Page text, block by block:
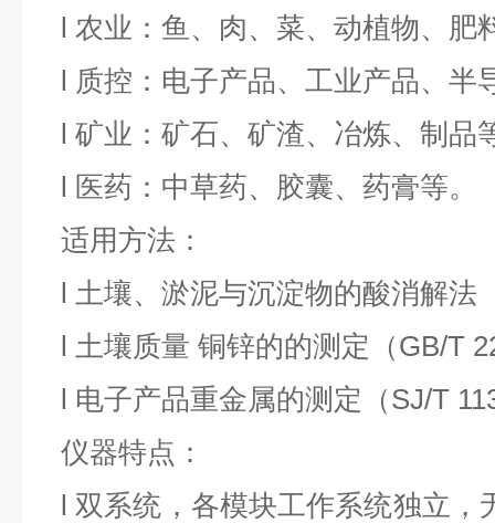
l 农业：鱼、肉、菜、动植物、肥
l 质控：电子产品、工业产品、半
l 矿业：矿石、矿渣、冶炼、制品
l 医药：中草药、胶囊、药膏等。
适用方法：
l 土壤、淤泥与沉淀物的酸消解法
l 土壤质量 铜锌的的测定（GB/T
l 电子产品重金属的测定（SJ/T
仪器特点：
l双系统，各模块工作系统独立，